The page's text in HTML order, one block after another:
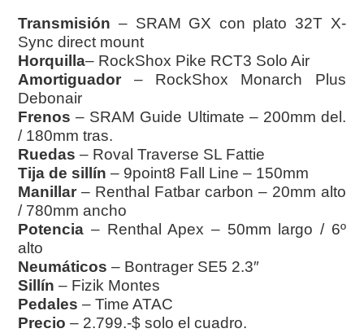
Transmisión – SRAM GX con plato 32T X-
Sync direct mount
Horquilla– RockShox Pike RCT3 Solo Air
Amortiguador – RockShox Monarch Plus
Debonair
Frenos – SRAM Guide Ultimate – 200mm del.
/ 180mm tras.
Ruedas – Roval Traverse SL Fattie
Tija de sillín– 9point8 Fall Line – 150mm
Manillar – Renthal Fatbar carbon – 20mm alto
/ 780mm ancho
Potencia – Renthal Apex – 50mm largo / 6º
alto
Neumáticos – Bontrager SE5 2.3″
Sillín – Fizik Montes
Pedales– Time ATAC
Precio – 2.799.-$ solo el cuadro.